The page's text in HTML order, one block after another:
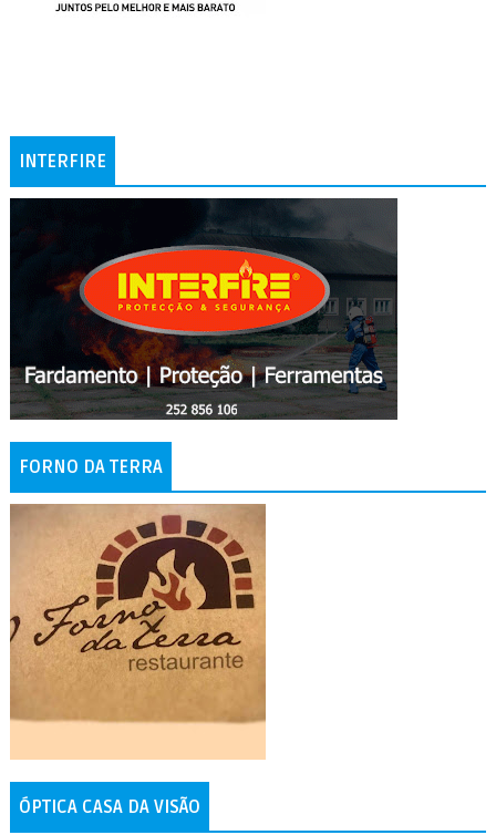
INTERFIRE
FORNO DA TERRA
ÓPTICA CASA DA VISÃO